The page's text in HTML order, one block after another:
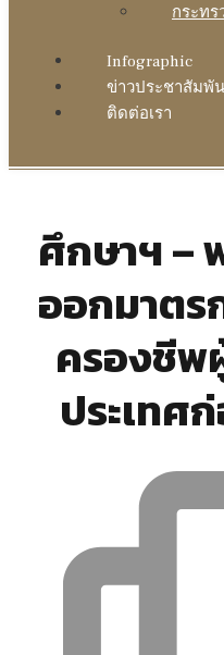
กระทร
Infographic
ข่าวประชาสัมพั
ติดต่อเรา
ศึกษาฯ –
ออกมาตร
ครองชีพ
ประเทศ